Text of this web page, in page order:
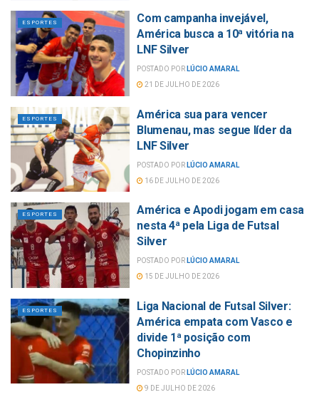
ESPORTES
Com campanha invejável,
América busca a 10ª vitória na
LNF Silver
POSTADO POR LÚCIO AMARAL
21 DE JULHO DE 2026
ESPORTES
América sua para vencer
Blumenau, mas segue líder da
LNF Silver
POSTADO POR LÚCIO AMARAL
16 DE JULHO DE 2026
ESPORTES
América e Apodi jogam em casa
nesta 4ª pela Liga de Futsal
Silver
POSTADO POR LÚCIO AMARAL
15 DE JULHO DE 2026
ESPORTES
Liga Nacional de Futsal Silver:
América empata com Vasco e
divide 1ª posição com
Chopinzinho
POSTADO POR LÚCIO AMARAL
9 DE JULHO DE 2026